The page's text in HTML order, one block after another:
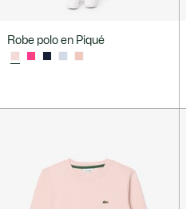
Robe polo en Piqué